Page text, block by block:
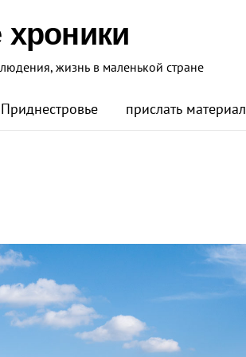
хроники
жизнь в маленькой стране
Приднестровье прислать материал